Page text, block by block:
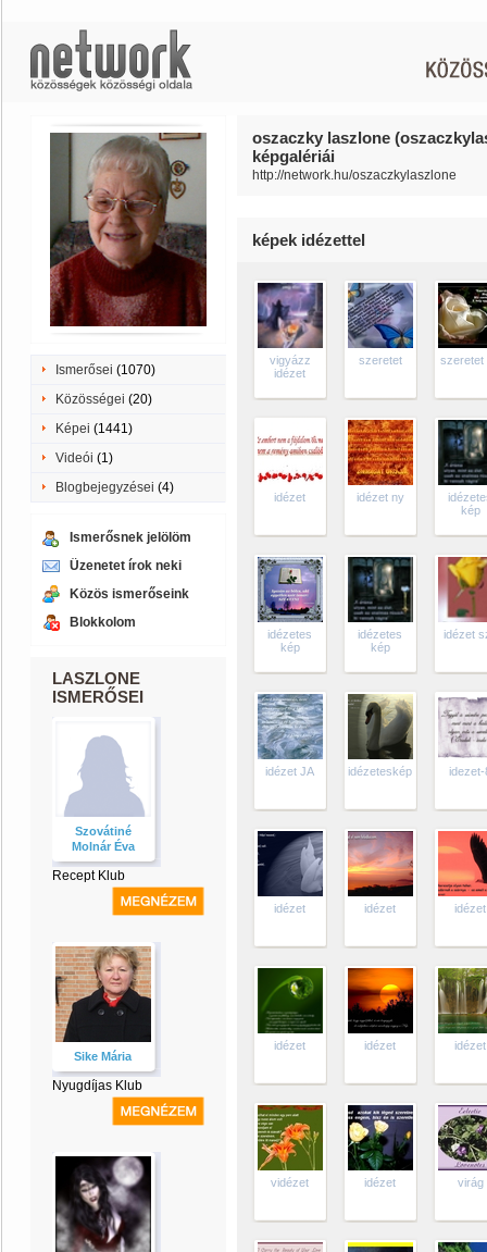
Ismerősei (1070)
Közösségei (20)
Képei (1441)
Videói (1)
Blogbejegyzései (4)
Ismerősnek jelölöm
Üzenetet írok neki
Közös ismerőseink
Blokkolom
LASZLONE
ISMERŐSEI
Szovátiné
Molnár Éva
Recept Klub
Sike Mária
Nyugdíjas Klub
oszaczky laszlone
képgalériái
http://network.hu/oszaczkylaszlone
képek idézettel
vigyázz
idézet
szeretet szeretet
idézet idézet ny
kép
idézetes
kép
idézetes
kép
idézet
idézet JA idézeteskép idezet-
idézet idézet idézet
idézet idézet idézet
vidézet idézet virág